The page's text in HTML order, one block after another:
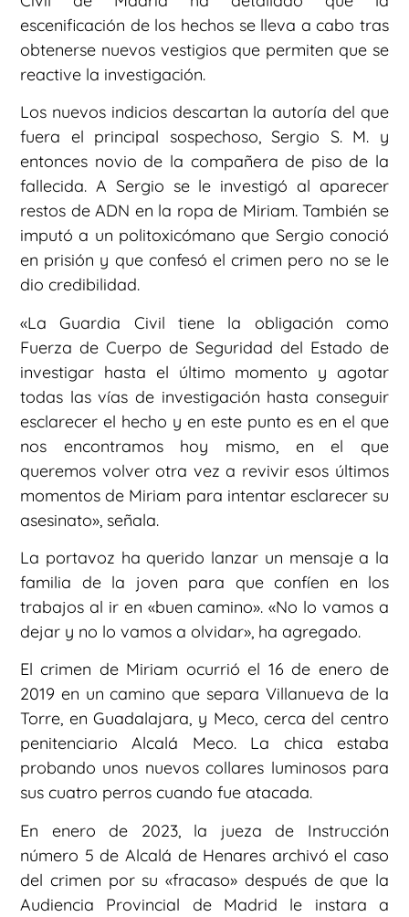
escenificación de los hechos se lleva a cabo tras
obtenerse nuevos vestigios que permiten que se
reactive la investigación.
Los nuevos indicios descartan la autoría del que
fuera el principal sospechoso, Sergio S. M. y
entonces novio de la compañera de piso de la
fallecida. A Sergio se le investigó al aparecer
restos de ADN en la ropa de Miriam. También se
imputó a un politoxicómano que Sergio conoció
en prisión y que confesó el crimen pero no se le
dio credibilidad.
«La Guardia Civil tiene la obligación como
Fuerza de Cuerpo de Seguridad del Estado de
investigar hasta el último momento y agotar
todas las vías de investigación hasta conseguir
esclarecer el hecho y en este punto es en el que
nos encontramos hoy mismo, en el que
queremos volver otra vez a revivir esos últimos
momentos de Miriam para intentar esclarecer su
asesinato», señala.
La portavoz ha querido lanzar un mensaje a la
familia de la joven para que confíen en los
trabajos al ir en «buen camino». «No lo vamos a
dejar y no lo vamos a olvidar», ha agregado.
El crimen de Miriam ocurrió el 16 de enero de
2019 en un camino que separa Villanueva de la
Torre, en Guadalajara, y Meco, cerca del centro
penitenciario Alcalá Meco. La chica estaba
probando unos nuevos collares luminosos para
sus cuatro perros cuando fue atacada.
En enero de 2023, la jueza de Instrucción
número 5 de Alcalá de Henares archivó el caso
del crimen por su «fracaso» después de que la
Audiencia Provincial de Madrid le instara a